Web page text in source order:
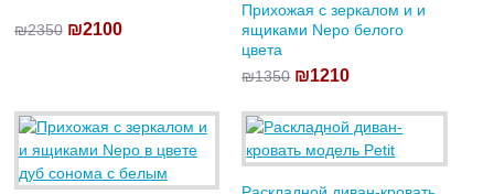
₪2350 ₪2100
Прихожая с зеркалом и и
ящиками Nepo белого
цвета
₪1350 ₪1210